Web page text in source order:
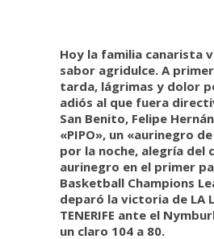
Hoy la familia canarista
sabor agridulce. A
tarda, lágrimas y dolor
adiós al que fuera
San Benito, Felipe
«PIPO», un «aurinegro
por la noche, alegría del
aurinegro en el primer
Basketball Champions
deparó la victoria de LA
TENERIFE ante el
un claro 104 a 80.